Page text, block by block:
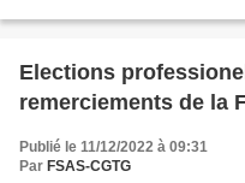
Elections
remerciements de la
Publié le 11/12/2022 à 09:31
Par FSAS-CGTG